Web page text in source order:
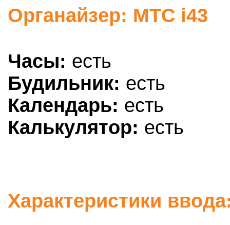
Органайзер: МТС i43
Часы: есть
Будильник: есть
Календарь: есть
Калькулятор: есть
Характеристики